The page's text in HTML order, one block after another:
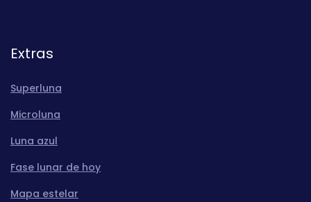
Extras
Superluna
Microluna
Luna azul
Fase lunar de hoy
Mapa estelar